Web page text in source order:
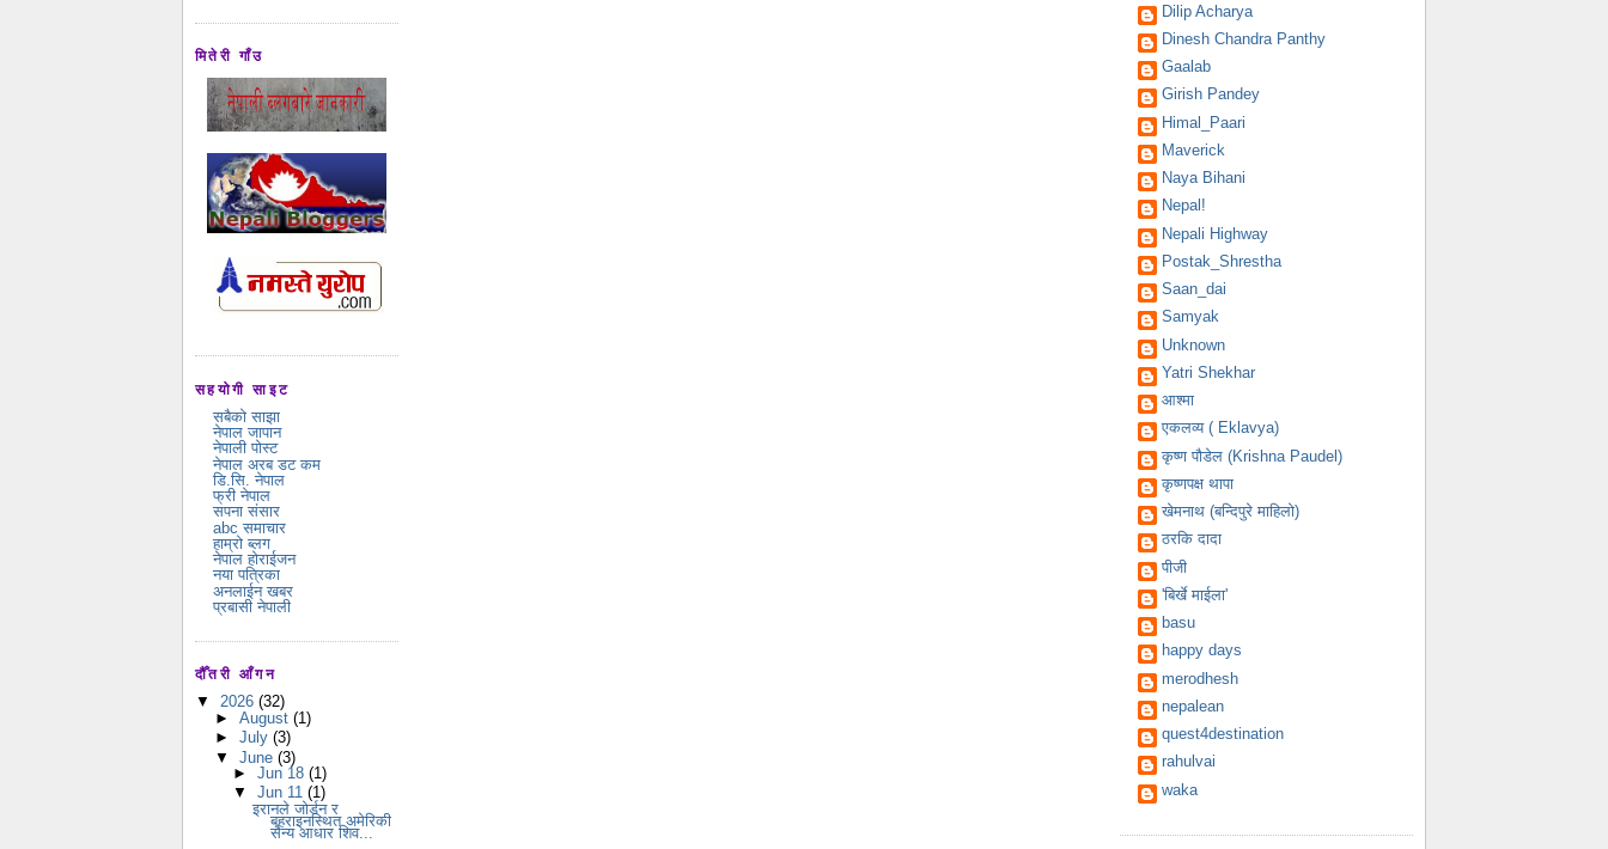
मितेरी गाँउ
सहयोगी साइट
सबैको साझा
नेपाल जापान
नेपाली पोस्ट
नेपाल अरब डट कम
डि.सि. नेपाल
फ्री नेपाल
सपना संसार
abc समाचार
हाम्रो ब्लग
नेपाल होराईजन
नया पत्रिका
अनलाईन खबर
प्रबासी नेपाली
दौँतरी आँगन
▼ 2026 (32)
► August (1)
► July (3)
▼ June (3)
►Jun 18(1)
▼Jun 11(1)
इरानले जोर्डन र
बहराइनस्थित अमेरिकी
सैन्य आधार शिव...
Dilip Acharya
Dinesh Chandra Panthy
Gaalab
Girish Pandey
Himal_Paari
Maverick
Naya Bihani
Nepal!
Nepali Highway
Postak_Shrestha
Saan_dai
Samyak
Unknown
Yatri Shekhar
आश्मा
एकलव्य ( Eklavya)
कृष्ण पौडेल (Krishna Paudel)
कृष्णपक्ष थापा
खेमनाथ (बन्दिपुरे माहिलो)
ठरकि दादा
पीजी
'बिर्खे माईला'
basu
happy days
merodhesh
nepalean
quest4destination
rahulvai
waka